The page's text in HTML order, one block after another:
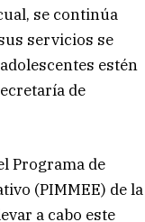
se continúa
servicios se
estén
de
Programa de
(PIMMEE) de la
a cabo este